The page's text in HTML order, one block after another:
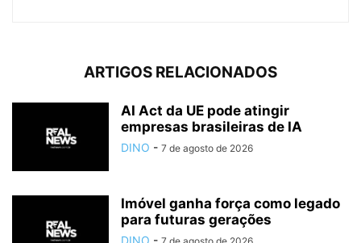
ARTIGOS RELACIONADOS
AI Act da UE pode atingir
empresas brasileiras de IA
DINO - 7 de agosto de 2026
Imóvel ganha força como legado
para futuras gerações
DINO -